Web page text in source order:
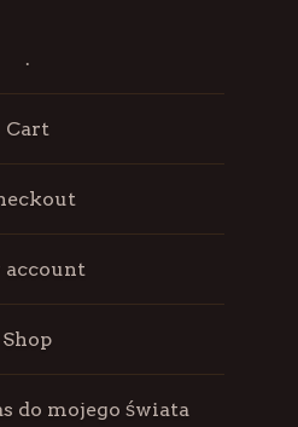
.
Cart
account
Shop
do mojego świata